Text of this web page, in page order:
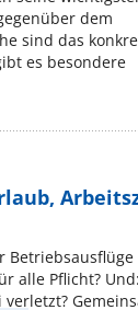
dem
sind das
es besondere
Betriebsausflüge
alle Pflicht?